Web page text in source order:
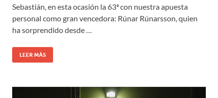
Sebastián, en esta ocasión la 63ª con nuestra apuesta
personal como gran vencedora: Rúnar Rúnarsson, quien
ha sorprendido desde …
LEER MÁS